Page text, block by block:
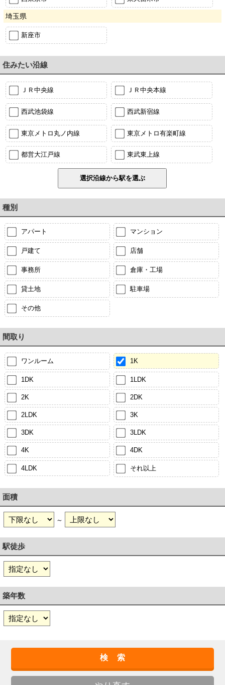
埼玉県
新座市
住みたい沿線
ＪＲ中央線 ＪＲ中央本線
西武池袋線 西武新宿線
東京メトロ丸ノ内線 東京メトロ有楽町線
都営大江戸線 東武東上線
種別
アパート マンション
戸建て 店舗
事務所 倉庫・工場
貸土地 駐車場
その他
間取り
ワンルーム 1K
1DK 1LDK
2K 2DK
2LDK 3K
3DK 3LDK
4K 4DK
4LDK それ以上
面積
～
駅徒歩
築年数